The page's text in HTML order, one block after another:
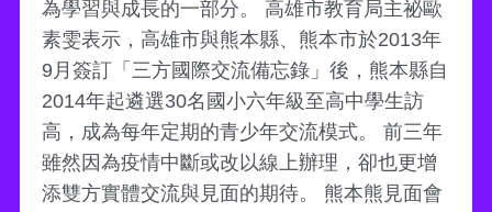
為學習與成長的一部分。 高雄市教育局主祕歐
素雯表示，高雄市與熊本縣、熊本市於2013年
9月簽訂「三方國際交流備忘錄」後，熊本縣自
2014年起遴選30名國小六年級至高中學生訪
高，成為每年定期的青少年交流模式。 前三年
雖然因為疫情中斷或改以線上辦理，卻也更增
添雙方實體交流與見面的期待。 熊本熊見面會